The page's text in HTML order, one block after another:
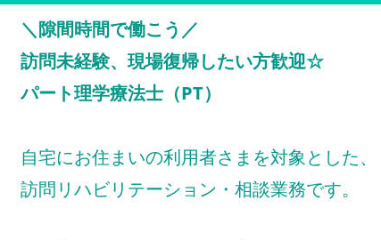
＼隙間時間で働こう／
訪問未経験、現場復帰したい方歓迎☆
パート理学療法士（PT）
自宅にお住まいの利用者さまを対象とした、
訪問リハビリテーション・相談業務です。